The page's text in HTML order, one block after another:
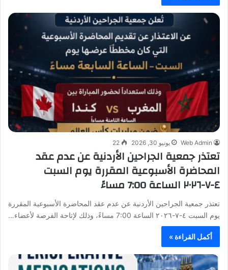
Web Admin يونيو 30, 2026 22
تعتذر جمعية الجراحين الأردنية عن عدم عقد
المحاضرة الأسبوعية المقررة يوم السبت
٤-٧-٢٠٢٦ الساعة 7:00 مساءً
تعتذر جمعية الجراحين الأردنية عن عدم عقد المحاضرة الأسبوعية المقررة
يوم السبت ٤-٧-٢٠٢٦ الساعة 7:00 مساءً، وذلك لإتاحة الفرصة لأعضاء…
أكمل القراءة »